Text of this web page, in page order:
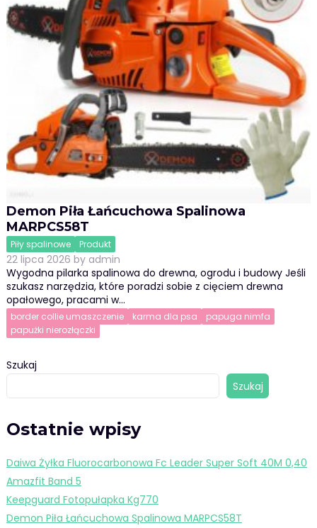
Demon Piła Łańcuchowa Spalinowa
MARPCS58T
Piły spalinowe Produkt
22 lipca 2026 by admin
Wygodna pilarka spalinowa do drewna, ogrodu i budowy Jeśli
szukasz narzędzia, które poradzi sobie z cięciem drewna
opałowego, pracami w…
border collie umaszczenie karma dla psa
papuga nimfa
papużki nierozłączki
Szukaj
Szukaj
Ostatnie wpisy
Daiwa Żyłka Fluorocarbonowa Fc Leader Super Soft 40M 0,40
Amazfit Band 5
Keepguard Fotopułapka Kg770
Demon Piła Łańcuchowa Spalinowa MARPCS58T